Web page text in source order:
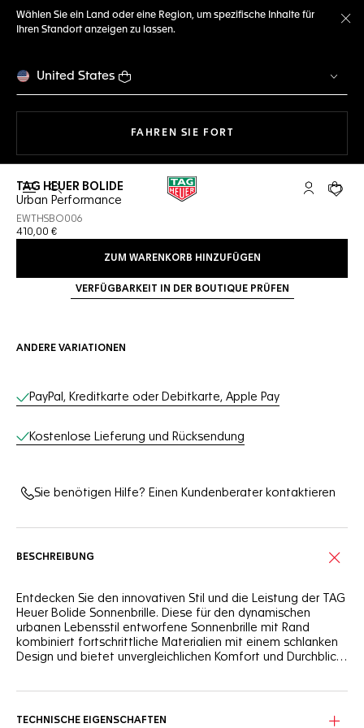
Wählen Sie ein Land oder eine Region, um spezifische Inhalte für
Ihren Standort anzeigen zu lassen.
United States
FAHREN SIE FORTMIT DER NAVIGATION
Suche öffnen My TAG
Ihr
TAG HEUER BOLIDE
Urban Performance
EWTHSBO006
410,00 €
ZUM WARENKORB HINZUFÜGEN
VERFÜGBARKEIT IN DER BOUTIQUE PRÜFEN
ANDERE VARIATIONEN
Online-Services
PayPal, Kreditkarte oder Debitkarte, Apple Pay
Kostenlose Lieferung und Rücksendung
Sie benötigen Hilfe? Einen Kundenberater kontaktieren
BESCHREIBUNG
Entdecken Sie den innovativen Stil und die Leistung der TAG
Heuer Bolide Sonnenbrille. Diese für den dynamischen
urbanen Lebensstil entworfene Sonnenbrille mit Rand
kombiniert fortschrittliche Materialien mit einem schlanken
Design und bietet unvergleichlichen Komfort und Durchblick
Titanscharniere, die außergewöhnliche Haltbarkeit und
TECHNISCHE EIGENSCHAFTEN